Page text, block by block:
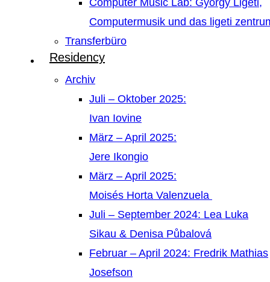
Computer Music Lab: György Ligeti,
Computermusik und das ligeti
Transferbüro
Residency
Archiv
Juli – Oktober 2025:
Ivan Iovine
März – April 2025:
Jere Ikongio
März – April 2025:
Moisés Horta Valenzuela
Juli – September 2024: Lea Luka
Sikau & Denisa Půbalová
Februar – April 2024: Fredrik Mathias
Josefson